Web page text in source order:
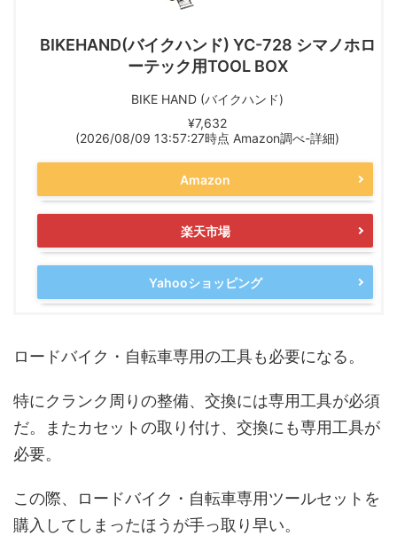
BIKEHAND(バイクハンド) YC-728 シマノホロ
ーテック用TOOL BOX
BIKE HAND (バイクハンド)
¥7,632
(2026/08/09 13:57:27時点 Amazon調べ-詳細)
Amazon
楽天市場
Yahooショッピング
ロードバイク・自転車専用の工具も必要になる。
特にクランク周りの整備、交換には専用工具が必須
だ。またカセットの取り付け、交換にも専用工具が
必要。
この際、ロードバイク・自転車専用ツールセットを
購入してしまったほうが手っ取り早い。